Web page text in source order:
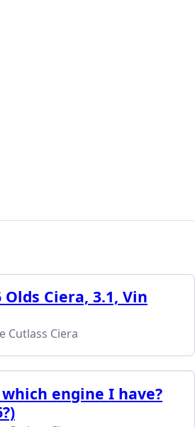
Ciera, 3.1, Vin
Cutlass Ciera
engine I have?